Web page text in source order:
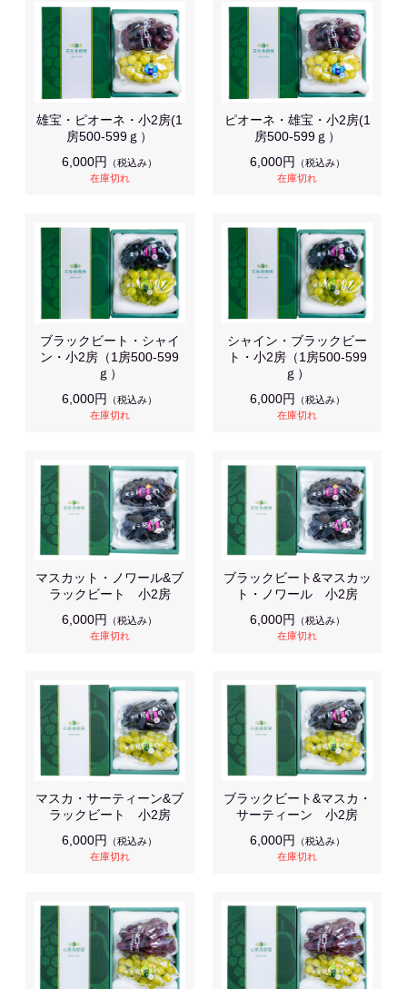
雄宝・ピオーネ・小2房(1
房500-599ｇ）
6,000円
（税込み）
在庫切れ
ピオーネ・雄宝・小2房(1
房500-599ｇ）
6,000円
（税込み）
在庫切れ
ブラックビート・シャイ
ン・小2房（1房500-599
ｇ）
6,000円
（税込み）
在庫切れ
シャイン・ブラックビー
ト・小2房（1房500-599
ｇ）
6,000円
（税込み）
在庫切れ
マスカット・ノワール&ブ
ラックビート 小2房
6,000円
（税込み）
在庫切れ
ブラックビート&マスカッ
ト・ノワール 小2房
6,000円
（税込み）
在庫切れ
マスカ・サーティーン&ブ
ラックビート 小2房
6,000円
（税込み）
在庫切れ
ブラックビート&マスカ・
サーティーン 小2房
6,000円
（税込み）
在庫切れ